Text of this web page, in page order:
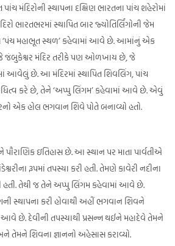
મંદિરોની સ્થાપના દક્ષિણ ભારતના પાંચ શહેરોમાં
ભારતભરમાં સ્થાપિત બાર જ્યોતિર્લિંગોની જેમ
મહાભૂત સ્થળ’ કહેવામાં આવે છે. આમાંનું એક
જંબુકેશ્વર મંદિર તરીકે પણ ઓળખાય છે, જે
આવેલું છે. આ મંદિરમાં સ્થાપિત શિવલિંગ, પાંચ
કરે છે, તેને ‘અપ્પુ લિંગમ’ કહેવામાં આવે છે. એવું
એક હોલ ભગવાન શિવે પોતે બનાવ્યો હતો.
પૌરાણિક ઇતિહાસ છે. આ સ્થાન પર માતા પાર્વતીએ
રૂપમાં તપસ્યા કરી હતી. તેમણે કાવેરી નદીના
હતી. તેથી જ તેને અપ્પુ લિંગમ કહેવામાં આવે છે.
સ્થાપના કરી હોવાથી અહીં ભગવાન શિવને
છે. દેવીની તપસ્યાથી પ્રસન્ન થઈને મહાદેવે તેમને
શિવના જ્ઞાનનો અહેસાસ કરાવ્યો.